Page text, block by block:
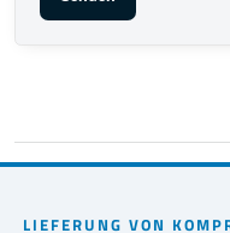
LIEFERUNG VON